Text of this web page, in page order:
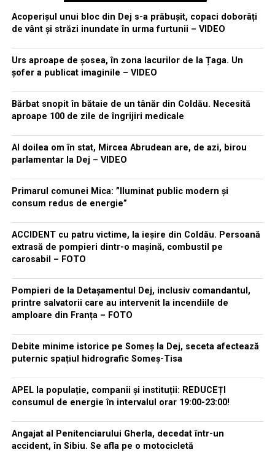
Acoperișul unui bloc din Dej s-a prăbușit, copaci doborâți
de vânt și străzi inundate în urma furtunii – VIDEO
Urs aproape de șosea, în zona lacurilor de la Țaga. Un
șofer a publicat imaginile – VIDEO
Bărbat snopit în bătaie de un tânăr din Coldău. Necesită
aproape 100 de zile de îngrijiri medicale
Al doilea om în stat, Mircea Abrudean are, de azi, birou
parlamentar la Dej – VIDEO
Primarul comunei Mica: ”Iluminat public modern și
consum redus de energie”
ACCIDENT cu patru victime, la ieșire din Coldău. Persoană
extrasă de pompieri dintr-o mașină, combustil pe
carosabil – FOTO
Pompieri de la Detașamentul Dej, inclusiv comandantul,
printre salvatorii care au intervenit la incendiile de
amploare din Franța – FOTO
Debite minime istorice pe Someș la Dej, seceta afectează
puternic spațiul hidrografic Someș-Tisa
APEL la populație, companii și instituții: REDUCEȚI
consumul de energie în intervalul orar 19:00-23:00!
Angajat al Penitenciarului Gherla, decedat într-un
accident, în Sibiu. Se afla pe o motocicletă